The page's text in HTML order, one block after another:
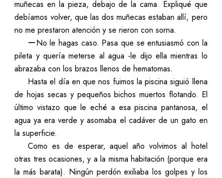
muñecas en la pieza, debajo de la cama. Expliqué que
debíamos volver, que las dos muñecas estaban allí, pero
no me prestaron atención y se rieron con sorna.
ーNo le hagas caso. Pasa que se entusiasmó con la
pileta y quería meterse al agua -le dijo ella mientras lo
abrazaba con los brazos llenos de hematomas.
Hasta el día en que nos fuimos la piscina siguió llena
de hojas secas y pequeños bichos muertos flotando. El
último vistazo que le eché a esa piscina pantanosa, el
agua ya era verde y asomaba el cadáver de un gato en
la superficie.
Como es de esperar, aquel año volvimos al hotel
otras tres ocasiones, y a la misma habitación (porque era
la más barata). Ningún perdón exiliaba los golpes y los